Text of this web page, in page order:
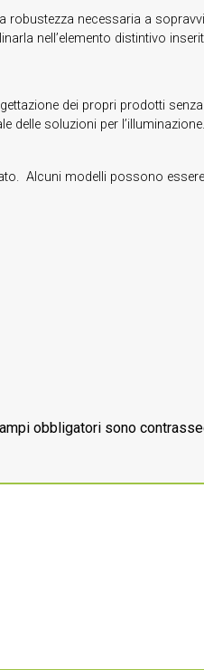
necessaria a
nell’elemento distintivo
dei propri prodotti
delle soluzioni per
Alcuni modelli possono
obbligatori sono